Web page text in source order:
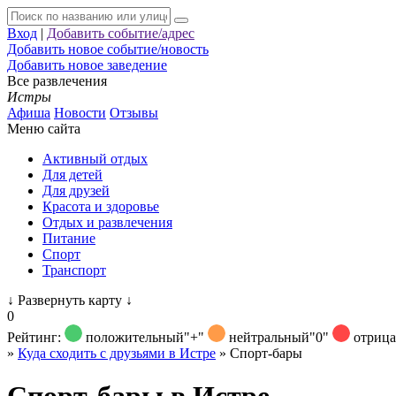
Вход | Добавить событие/адрес
Добавить новое событие/новость
Добавить новое заведение
Все развлечения
Истры
Афиша Новости Отзывы
Меню сайта
Активный отдых
Для детей
Для друзей
Красота и здоровье
Отдых и развлечения
Питание
Спорт
Транспорт
↓ Развернуть карту ↓
0
Рейтинг:
положительный"+" нейтральный"0"
» Куда сходить с друзьями в Истре » Спорт-бары